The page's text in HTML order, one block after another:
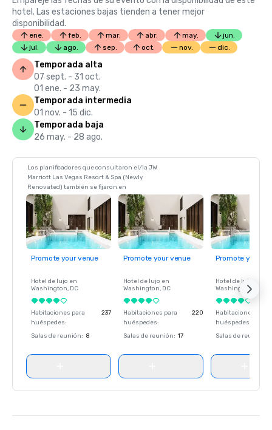
hotel. Las estaciones bajas tienden a tener mejor
disponibilidad.
ene. feb. mar. abr. may.
jun.
jul.
ago. sep. oct. nov. dic.
Temporada alta
07 sept. - 31 oct.
01 ene. - 23 may.
Temporada intermedia
01 nov. - 15 dic.
Temporada baja
26 may. - 28 ago.
Los planificadores que consultaron el/la JW
Marriott Las Vegas Resort & Spa (Newly
Renovated) también se fijaron en
Promote your venue
Hotel de lujo en
Washington, DC
Habitaciones para
huéspedes:
237
Salas de reunión: 8
Promote your venue
Hotel de lujo en
Washington, DC
Habitaciones para
huéspedes:
220
Salas de reunión: 17
Promote your
Hotel de lujo en
Washington
Habitaciones para
huéspedes
Salas de reunión